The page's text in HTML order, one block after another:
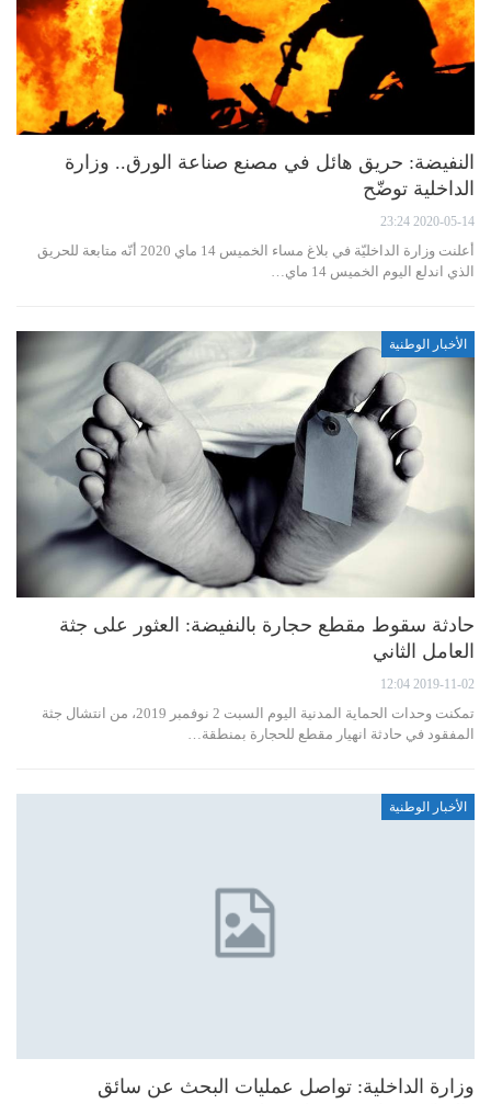
النفيضة: حريق هائل في مصنع صناعة الورق.. وزارة
الداخلية توضّح
2020-05-14 23:24
أعلنت وزارة الداخليّة في بلاغ مساء الخميس 14 ماي 2020 أنّه متابعة للحريق
الذي اندلع اليوم الخميس 14 ماي…
الأخبار الوطنية
حادثة سقوط مقطع حجارة بالنفيضة: العثور على جثة
العامل الثاني
2019-11-02 12:04
تمكنت وحدات الحماية المدنية اليوم السبت 2 نوفمبر 2019، من انتشال جثة
المفقود في حادثة انهيار مقطع للحجارة بمنطقة…
الأخبار الوطنية
وزارة الداخلية: تواصل عمليات البحث عن سائق